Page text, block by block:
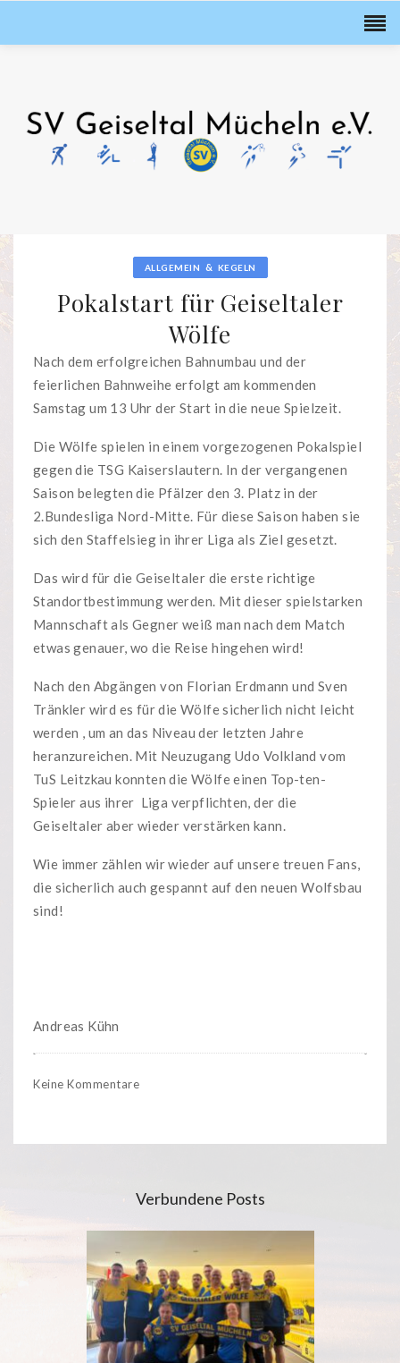
ALLGEMEIN & KEGELN
Pokalstart für Geiseltaler
Wölfe
Nach dem erfolgreichen Bahnumbau und der
feierlichen Bahnweihe erfolgt am kommenden
Samstag um 13 Uhr der Start in die neue Spielzeit.
Die Wölfe spielen in einem vorgezogenen Pokalspiel
gegen die TSG Kaiserslautern. In der vergangenen
Saison belegten die Pfälzer den 3. Platz in der
2.Bundesliga Nord-Mitte. Für diese Saison haben sie
sich den Staffelsieg in ihrer Liga als Ziel gesetzt.
Das wird für die Geiseltaler die erste richtige
Standortbestimmung werden. Mit dieser spielstarken
Mannschaft als Gegner weiß man nach dem Match
etwas genauer, wo die Reise hingehen wird!
Nach den Abgängen von Florian Erdmann und Sven
Tränkler wird es für die Wölfe sicherlich nicht leicht
werden , um an das Niveau der letzten Jahre
heranzureichen. Mit Neuzugang Udo Volkland vom
TuS Leitzkau konnten die Wölfe einen Top-ten-
Spieler aus ihrer Liga verpflichten, der die
Geiseltaler aber wieder verstärken kann.
Wie immer zählen wir wieder auf unsere treuen Fans,
die sicherlich auch gespannt auf den neuen Wolfsbau
sind!
Andreas Kühn
Keine Kommentare
Verbundene Posts